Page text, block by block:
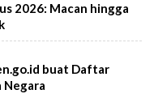
2026: Macan hingga
buat Daftar
Negara